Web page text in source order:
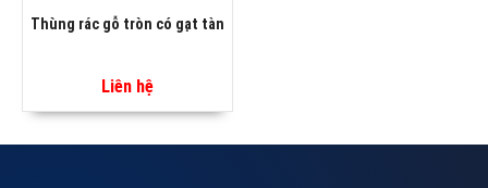
Thùng rác gỗ tròn có gạt tàn
Liên hệ